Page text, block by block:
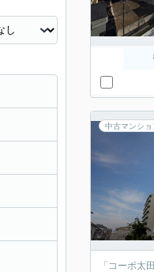
中古マンショ
「コーポ太